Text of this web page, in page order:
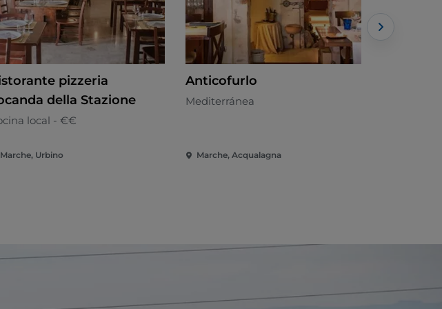
pizzeria
della Stazione
local - €€
Marche, Urbino
Anticofurlo
Mediterránea
Marche, Acqualagna